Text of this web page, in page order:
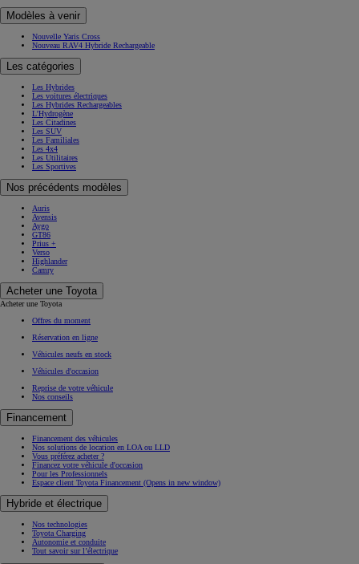
Modèles à venir
Nouvelle Yaris Cross
Nouveau RAV4 Hybride Rechargeable
Les catégories
Les Hybrides
Les voitures électriques
Les Hybrides Rechargeables
L'Hydrogène
Les Citadines
Les SUV
Les Familiales
Les 4x4
Les Utilitaires
Les Sportives
Nos précédents modèles
Auris
Avensis
Aygo
GT86
Prius +
Verso
Highlander
Camry
Acheter une Toyota
Acheter une Toyota
Offres du moment
Réservation en ligne
Véhicules neufs en stock
Véhicules d'occasion
Reprise de votre véhicule
Nos conseils
Financement
Financement des véhicules
Nos solutions de location en LOA ou LLD
Vous préférez acheter ?
Financez votre véhicule d'occasion
Pour les Professionnels
Espace client Toyota Financement (Opens in new window)
Hybride et électrique
Nos technologies
Toyota Charging
Autonomie et conduite
Tout savoir sur l’électrique